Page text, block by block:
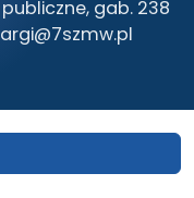
gab. 238